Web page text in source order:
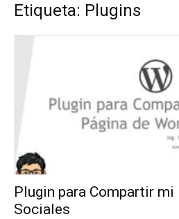
Etiqueta: Plugins
Plugin para Compartir mi
Sociales